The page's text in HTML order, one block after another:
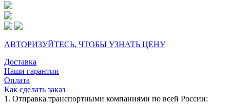
АВТОРИЗУЙТЕСЬ, ЧТОБЫ УЗНАТЬ ЦЕНУ
Доставка
Наши гарантии
Оплата
Как сделать заказ
1. Отправка транспортными компаниями по всей России: